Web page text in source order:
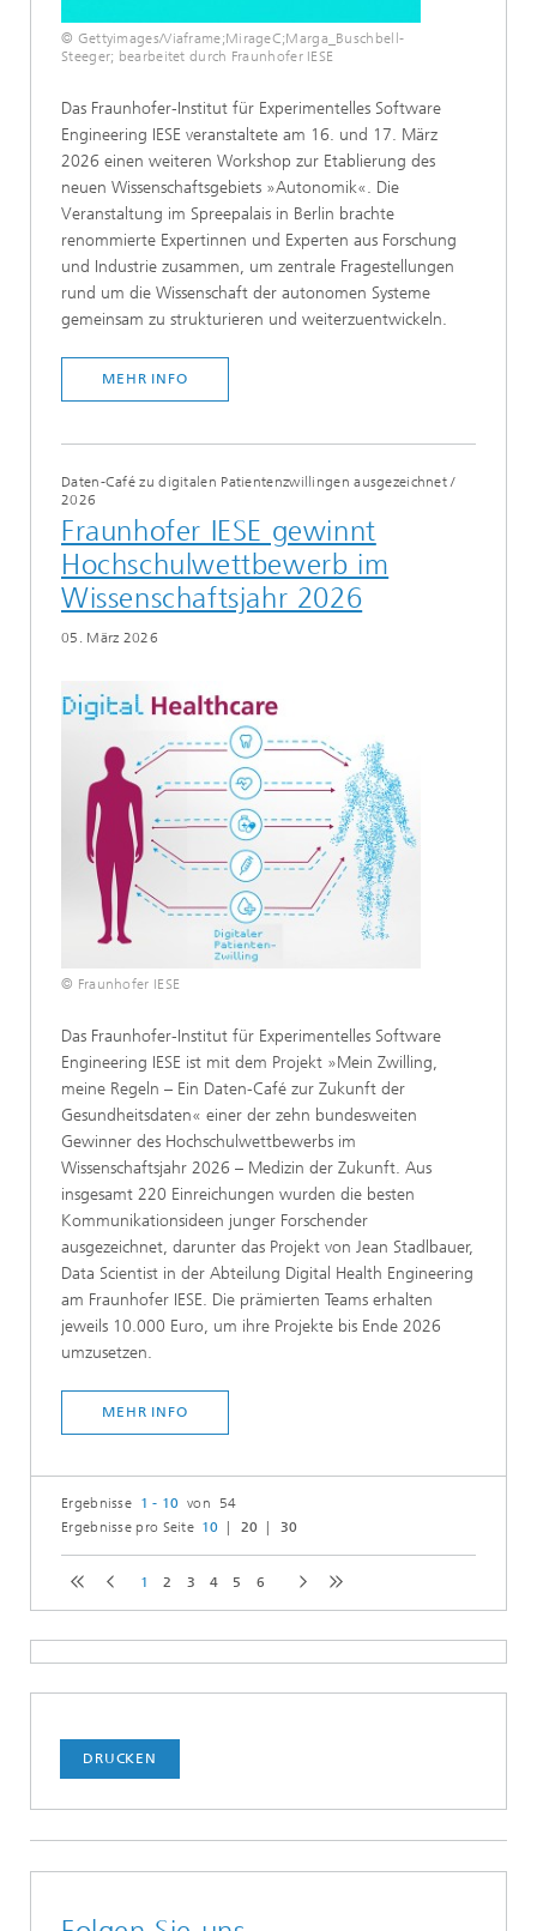
© Gettyimages/Viaframe;MirageC;Marga_Buschbell-
Steeger; bearbeitet durch Fraunhofer IESE
Das Fraunhofer-Institut für Experimentelles Software
Engineering IESE veranstaltete am 16. und 17. März
2026 einen weiteren Workshop zur Etablierung des
neuen Wissenschaftsgebiets »Autonomik«. Die
Veranstaltung im Spreepalais in Berlin brachte
renommierte Expertinnen und Experten aus Forschung
und Industrie zusammen, um zentrale Fragestellungen
rund um die Wissenschaft der autonomen Systeme
gemeinsam zu strukturieren und weiterzuentwickeln.
MEHR INFO
Daten-Café zu digitalen Patientenzwillingen ausgezeichnet/
2026
Fraunhofer IESE gewinnt
Hochschulwettbewerb im
Wissenschaftsjahr 2026
05. März 2026
© Fraunhofer IESE
Das Fraunhofer-Institut für Experimentelles Software
Engineering IESE ist mit dem Projekt »Mein Zwilling,
meine Regeln – Ein Daten-Café zur Zukunft der
Gesundheitsdaten« einer der zehn bundesweiten
Gewinner des Hochschulwettbewerbs im
Wissenschaftsjahr 2026 – Medizin der Zukunft. Aus
insgesamt 220 Einreichungen wurden die besten
Kommunikationsideen junger Forschender
ausgezeichnet, darunter das Projekt von Jean Stadlbauer,
Data Scientist in der Abteilung Digital Health Engineering
am Fraunhofer IESE. Die prämierten Teams erhalten
jeweils 10.000 Euro, um ihre Projekte bis Ende 2026
umzusetzen.
MEHR INFO
Ergebnisse 1 - 10 von 54
Ergebnisse pro Seite 10 20 30
1 2 3 4 5 6
DRUCKEN